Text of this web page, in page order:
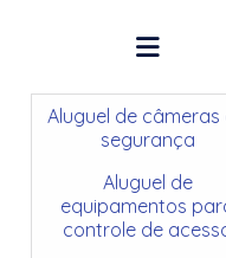
Aluguel de câmeras
segurança
Aluguel de
equipamentos
controle de